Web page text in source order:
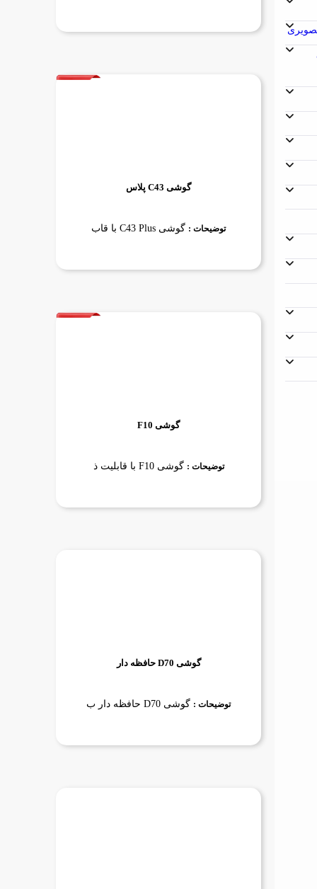
گوشی C43 پلاس
توضیحات : گوشی C43 Plus با قاب
گوشی F10
توضیحات : گوشی F10 با قابلیت ذ
گوشی D70 حافظه دار
توضیحات : گوشی D70 حافظه دار ب